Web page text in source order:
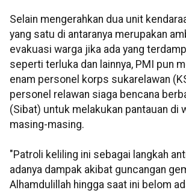
Selain mengerahkan dua unit
yang satu di antaranya merupakan
evakuasi warga jika ada yang
seperti terluka dan lainnya, PMI pun
enam personel korps sukarelawan
personel relawan siaga bencana
(Sibat) untuk melakukan pantauan di
masing-masing.
"Patroli keliling ini sebagai langkah
adanya dampak akibat guncangan
Alhamdulillah hingga saat ini belom